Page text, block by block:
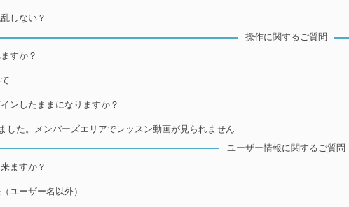
しない？
操作に関するご質問
すか？
ンしたままになりますか？
した。メンバーズエリアでレッスン動画が見られません
ユーザー情報に関するご質問
ますか？
ユーザー名以外）